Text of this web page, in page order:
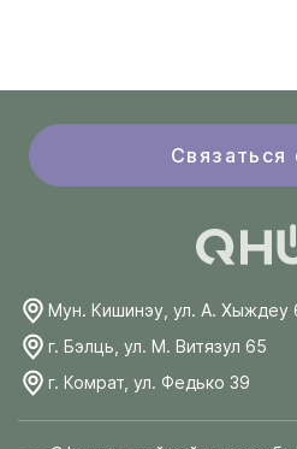
Связаться
Мун. Кишинэу, ул. А. Хыждеу
г. Бэлць, ул. М. Витязул 65
г. Комрат, ул. Федько 39